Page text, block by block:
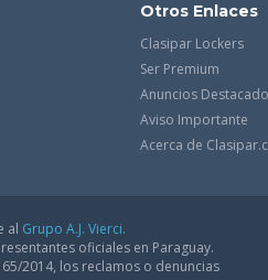
Otros Enlaces
Clasipar Lockers
Ser Premium
Anuncios
Aviso Importante
Acerca de
al Grupo A.J. Vierci.
oficiales en Paraguay.
2014, los reclamos o denuncias